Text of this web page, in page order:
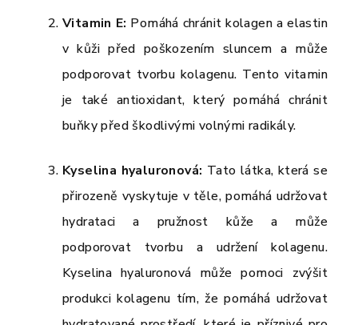
Vitamin E: Pomáhá chránit kolagen a elastin
v kůži před poškozením sluncem a může
podporovat tvorbu kolagenu. Tento vitamin
je také antioxidant, který pomáhá chránit
buňky před škodlivými volnými radikály.
Kyselina hyaluronová: Tato látka, která se
přirozeně vyskytuje v těle, pomáhá udržovat
hydrataci a pružnost kůže a může
podporovat tvorbu a udržení kolagenu.
Kyselina hyaluronová může pomoci zvýšit
produkci kolagenu tím, že pomáhá udržovat